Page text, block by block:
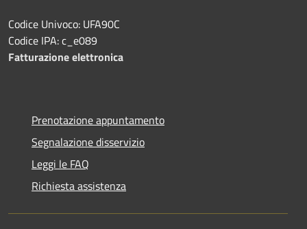
Codice Univoco: UFA90C
Codice IPA: c_e089
Fatturazione elettronica
Prenotazione appuntamento
Segnalazione disservizio
Leggi le FAQ
Richiesta assistenza